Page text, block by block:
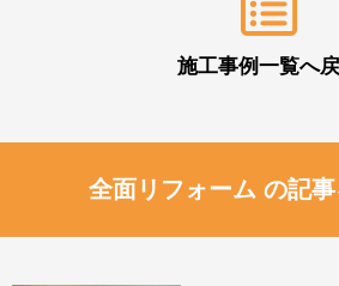
施工事例一覧へ
全面リフォーム の記